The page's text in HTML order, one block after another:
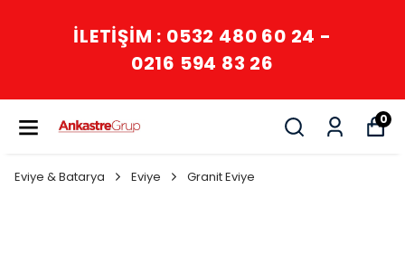
İLETİŞİM : 0532 480 60 24 -
0216 594 83 26
0
Eviye & Batarya Eviye Granit Eviye